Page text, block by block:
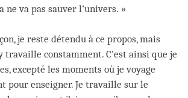
ne va pas sauver l’univers. »
je reste détendu à ce propos, mais
travaille constamment. C’est ainsi que je
excepté les moments où je voyage
pour enseigner. Je travaille sur le